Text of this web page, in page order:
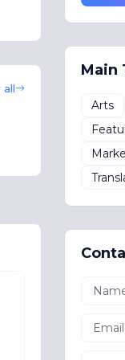
all
Main
Arts